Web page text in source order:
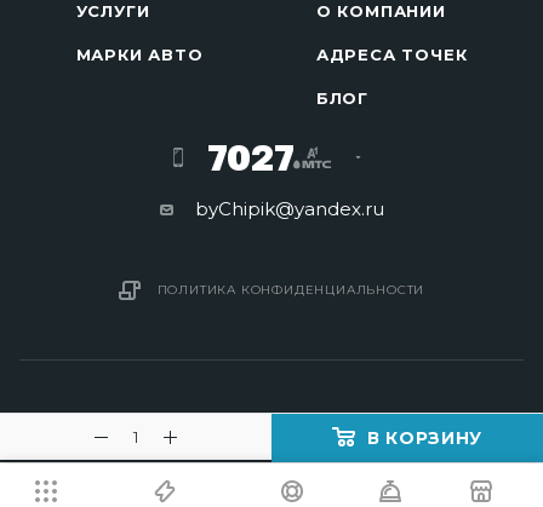
В КОРЗИНУ
УСЛУГИ
МАРКИ АВТО
О КОМПАНИИ
АДРЕСА ТОЧЕК
БЛОГ
7027
byChipik@yandex.ru
ПОЛИТИКА КОНФИДЕНЦИАЛЬНОСТИ
2016 - 2026 © Изготовление ключей в Минске